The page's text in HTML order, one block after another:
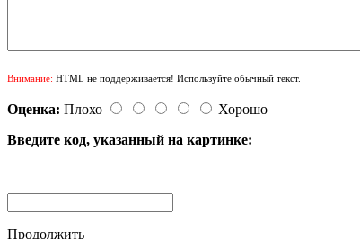
Внимание: HTML не поддерживается! Используйте обычный текст.
Оценка: Плохо
Хорошо
Введите код, указанный на картинке:
Продолжить